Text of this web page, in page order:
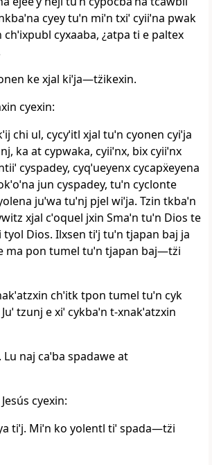
cyey tuˈn miˈn txiˈ cyiiˈna pwak
cyxaaba, ¿atpa ti e paltex
ke xjal kiˈja―tz̈ikexin.
cyexin:
chi ul, cycyˈitl xjal tuˈn cyonen cyiˈja
ka at cypwaka, cyiiˈnx, bix cyiiˈnx
cyspadey, cyqˈueyenx cycapẍeyena
jun cyspadey, tuˈn cyclonte
juˈwa tuˈnj pjel wiˈja. Tzin tkbaˈn
xjal cˈoquel jxin Smaˈn tuˈn Dios te
tyol Dios. Ilxsen tiˈj tuˈn tjapan baj ja
ma pon tumel tuˈn tjapan baj―tz̈i
chˈitk tpon tumel tuˈn cyk
tzunj e xiˈ cykbaˈn t‑xnakˈatzxin
Lu naj caˈba spadawe at
cyexin:
tiˈj. Miˈn ko yolentl tiˈ spada―tz̈i